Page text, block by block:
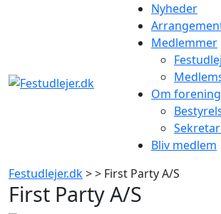
Nyheder
Medlemmer
Om
Bliv medlem
Festudlejer.dk> > First Party A/S
First Party A/S